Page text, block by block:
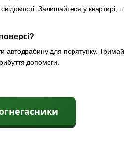
Залишайтеся у квартирі,
автодрабину для порятунку.
допомоги.